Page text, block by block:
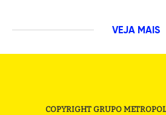
VEJA MAIS
COPYRIGHT GRUPO